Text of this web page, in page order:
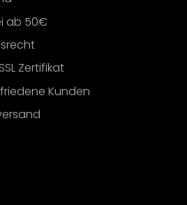
ab 50€
Zertifikat
Kunden